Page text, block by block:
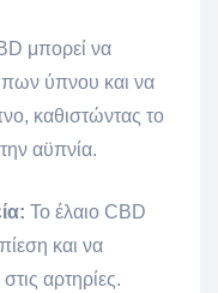
μπορεί να
ύπνου και να
καθιστώντας το
αϋπνία.
Το έλαιο CBD
και να
αρτηρίες.